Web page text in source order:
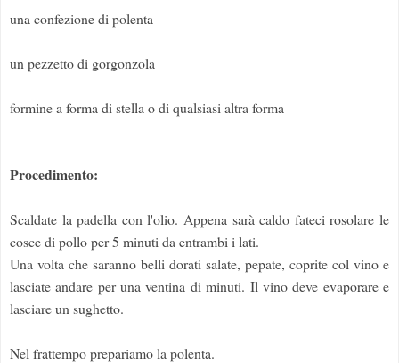
una confezione di polenta
un pezzetto di gorgonzola
formine a forma di stella o di qualsiasi altra forma
Procedimento:
Scaldate la padella con l'olio. Appena sarà caldo fateci rosolare le
cosce di pollo per 5 minuti da entrambi i lati.
Una volta che saranno belli dorati salate, pepate, coprite col vino e
lasciate andare per una ventina di minuti. Il vino deve evaporare e
lasciare un sughetto.
Nel frattempo prepariamo la polenta.